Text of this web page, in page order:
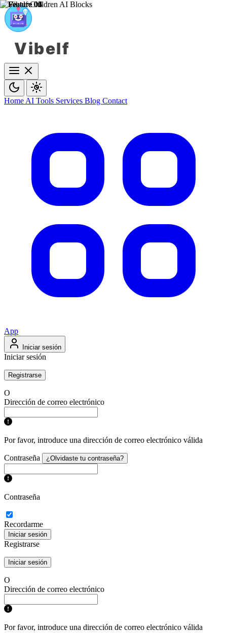
Vibelf
Home AI Tools Services Blog Contact
App
Iniciar sesión
Iniciar sesión
Registrarse
O
Dirección de correo electrónico
Por favor, introduce una dirección de correo electrónico válida
Contraseña ¿Olvidaste tu contraseña?
Contraseña
Recordarme
Iniciar sesión
Registrarse
Iniciar sesión
O
Dirección de correo electrónico
Por favor, introduce una dirección de correo electrónico válida